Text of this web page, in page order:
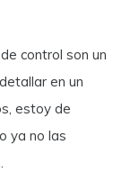
control son un
en un
estoy de
ya no las